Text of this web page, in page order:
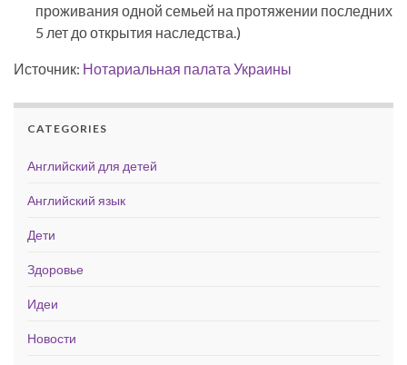
проживания одной семьей на протяжении последних
5 лет до открытия наследства.)
Источник: Нотариальная палата Украины
CATEGORIES
Английский для детей
Английский язык
Дети
Здоровье
Идеи
Новости